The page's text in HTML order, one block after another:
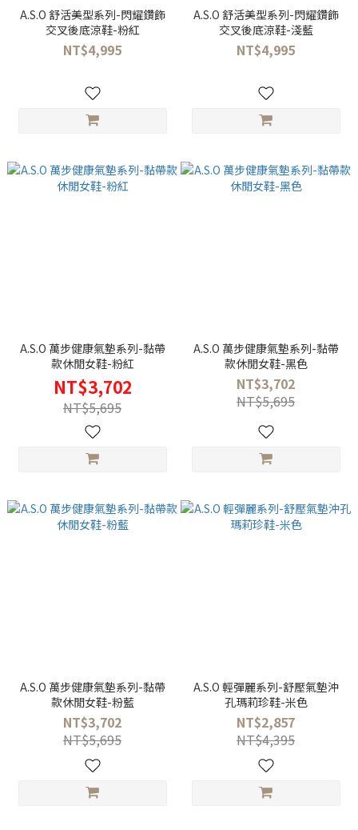
A.S.O 舒活美型系列-閃耀鑽飾
交叉後底涼鞋-粉紅
NT$4,995
A.S.O 舒活美型系列-閃耀鑽飾
交叉後底涼鞋-淺藍
NT$4,995
A.S.O 萬步健康氣墊系列-黏帶
款休閒女鞋-粉紅
NT$3,702
NT$5,695
A.S.O 萬步健康氣墊系列-黏帶
款休閒女鞋-黑色
NT$3,702
NT$5,695
A.S.O 萬步健康氣墊系列-黏帶
款休閒女鞋-粉藍
NT$3,702
NT$5,695
A.S.O 輕彈麗系列-舒壓氣墊沖
孔瑪莉珍鞋-米色
NT$2,857
NT$4,395